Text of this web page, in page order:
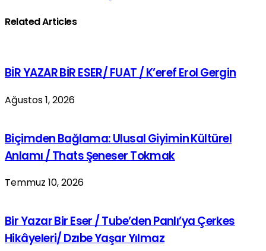
Related Articles
BİR YAZAR BİR ESER/ FUAT / K’eref Erol Gergin
Ağustos 1, 2026
Biçimden Bağlama: Ulusal Giyimin Kültürel
Anlamı / Thats Şeneser Tokmak
Temmuz 10, 2026
Bir Yazar Bir Eser / Tube’den Panlı’ya Çerkes
Hikâyeleri/ Dzıbe Yaşar Yılmaz